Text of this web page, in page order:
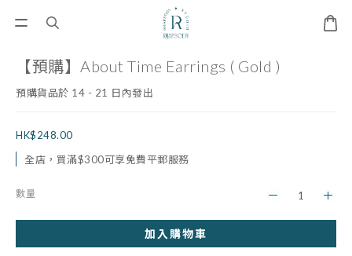
【預購】About Time Earrings ( Gold )
預購貨品於 14 - 21 日內發出
HK$248.00
全店，買滿$300可享免費平郵服務
數量
加入購物車